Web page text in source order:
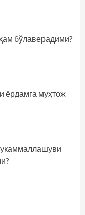
бўлаверадими?
ёрдамга муҳтож